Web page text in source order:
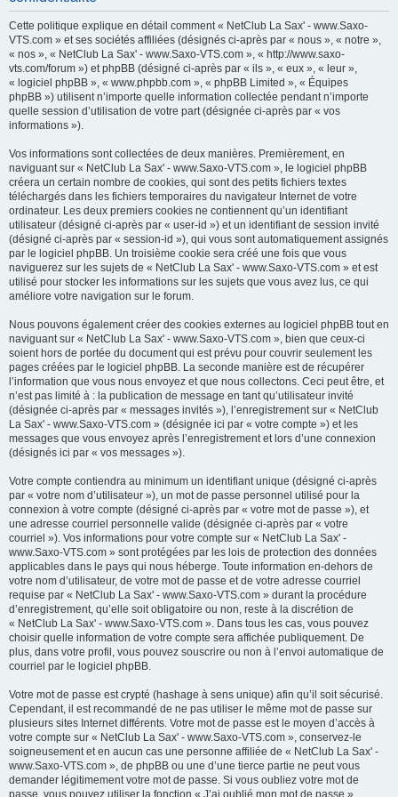
h
Cette politique explique en détail comment « NetClub La Sax' - www.Saxo-
VTS.com » et ses sociétés affiliées (désignés ci-après par « nous », « notre »,
« nos », « NetClub La Sax' - www.Saxo-VTS.com », « http://www.saxo-
vts.com/forum ») et phpBB (désigné ci-après par « ils », « eux », « leur »,
« logiciel phpBB », « www.phpbb.com », « phpBB Limited », « Équipes
phpBB ») utilisent n’importe quelle information collectée pendant n’importe
quelle session d’utilisation de votre part (désignée ci-après par « vos
informations »).
Vos informations sont collectées de deux manières. Premièrement, en
naviguant sur « NetClub La Sax' - www.Saxo-VTS.com », le logiciel phpBB
créera un certain nombre de cookies, qui sont des petits fichiers textes
téléchargés dans les fichiers temporaires du navigateur Internet de votre
ordinateur. Les deux premiers cookies ne contiennent qu’un identifiant
utilisateur (désigné ci-après par « user-id ») et un identifiant de session invité
(désigné ci-après par « session-id »), qui vous sont automatiquement assignés
par le logiciel phpBB. Un troisième cookie sera créé une fois que vous
naviguerez sur les sujets de « NetClub La Sax' - www.Saxo-VTS.com » et est
utilisé pour stocker les informations sur les sujets que vous avez lus, ce qui
améliore votre navigation sur le forum.
Nous pouvons également créer des cookies externes au logiciel phpBB tout en
naviguant sur « NetClub La Sax' - www.Saxo-VTS.com », bien que ceux-ci
soient hors de portée du document qui est prévu pour couvrir seulement les
pages créées par le logiciel phpBB. La seconde manière est de récupérer
l’information que vous nous envoyez et que nous collectons. Ceci peut être, et
n’est pas limité à : la publication de message en tant qu’utilisateur invité
(désignée ci-après par « messages invités »), l’enregistrement sur « NetClub
La Sax' - www.Saxo-VTS.com » (désignée ici par « votre compte ») et les
messages que vous envoyez après l’enregistrement et lors d’une connexion
(désignés ici par « vos messages »).
Votre compte contiendra au minimum un identifiant unique (désigné ci-après
par « votre nom d’utilisateur »), un mot de passe personnel utilisé pour la
connexion à votre compte (désigné ci-après par « votre mot de passe »), et
une adresse courriel personnelle valide (désignée ci-après par « votre
courriel »). Vos informations pour votre compte sur « NetClub La Sax' -
www.Saxo-VTS.com » sont protégées par les lois de protection des données
applicables dans le pays qui nous héberge. Toute information en-dehors de
votre nom d’utilisateur, de votre mot de passe et de votre adresse courriel
requise par « NetClub La Sax' - www.Saxo-VTS.com » durant la procédure
d’enregistrement, qu’elle soit obligatoire ou non, reste à la discrétion de
« NetClub La Sax' - www.Saxo-VTS.com ». Dans tous les cas, vous pouvez
choisir quelle information de votre compte sera affichée publiquement. De
plus, dans votre profil, vous pouvez souscrire ou non à l’envoi automatique de
courriel par le logiciel phpBB.
Votre mot de passe est crypté (hashage à sens unique) afin qu’il soit sécurisé.
Cependant, il est recommandé de ne pas utiliser le même mot de passe sur
plusieurs sites Internet différents. Votre mot de passe est le moyen d’accès à
votre compte sur « NetClub La Sax' - www.Saxo-VTS.com », conservez-le
soigneusement et en aucun cas une personne affiliée de « NetClub La Sax' -
www.Saxo-VTS.com », de phpBB ou une d’une tierce partie ne peut vous
demander légitimement votre mot de passe. Si vous oubliez votre mot de
passe, vous pouvez utiliser la fonction « J’ai oublié mon mot de passe »